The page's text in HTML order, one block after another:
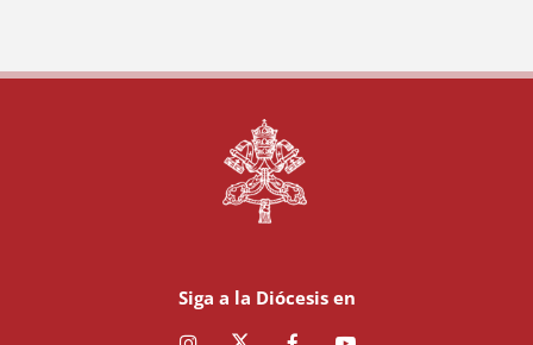
Siga a la Diócesis en